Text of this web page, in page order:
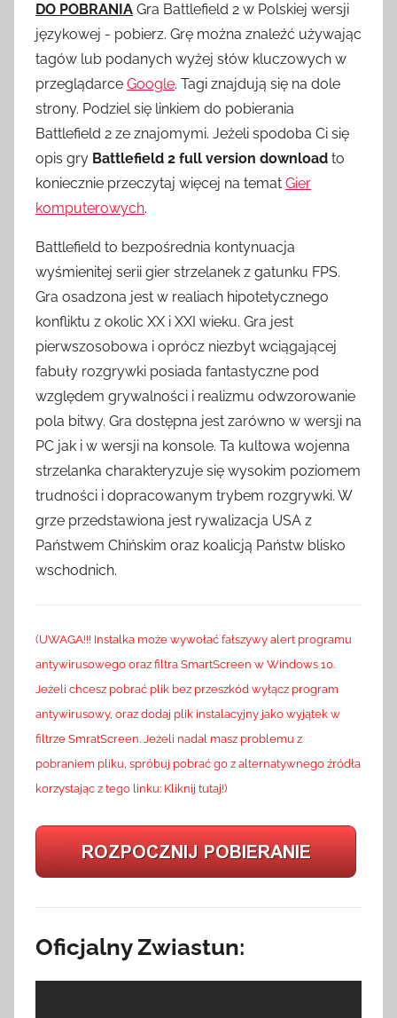
DO POBRANIA Gra Battlefield 2 w Polskiej wersji
językowej - pobierz. Grę można znaleźć używając
tagów lub podanych wyżej słów kluczowych w
przeglądarce Google. Tagi znajdują się na dole
strony. Podziel się linkiem do pobierania
Battlefield 2 ze znajomymi. Jeżeli spodoba Ci się
opis gry Battlefield 2 full version download to
koniecznie przeczytaj więcej na temat Gier
komputerowych.
Battlefield to bezpośrednia kontynuacja
wyśmienitej serii gier strzelanek z gatunku FPS.
Gra osadzona jest w realiach hipotetycznego
konfliktu z okolic XX i XXI wieku. Gra jest
pierwszosobowa i oprócz niezbyt wciągającej
fabuły rozgrywki posiada fantastyczne pod
względem grywalności i realizmu odwzorowanie
pola bitwy. Gra dostępna jest zarówno w wersji na
PC jak i w wersji na konsole. Ta kultowa wojenna
strzelanka charakteryzuje się wysokim poziomem
trudności i dopracowanym trybem rozgrywki. W
grze przedstawiona jest rywalizacja USA z
Państwem Chińskim oraz koalicją Państw blisko
wschodnich.
(UWAGA!!! Instalka może wywołać fałszywy alert programu
antywirusowego oraz filtra SmartScreen w Windows 10.
Jeżeli chcesz pobrać plik bez przeszkód wyłącz program
antywirusowy, oraz dodaj plik instalacyjny jako wyjątek w
filtrze SmratScreen. Jeżeli nadal masz problemu z
pobraniem pliku, spróbuj pobrać go z alternatywnego źródła
korzystając z tego linku: Kliknij tutaj!)
Oficjalny Zwiastun: